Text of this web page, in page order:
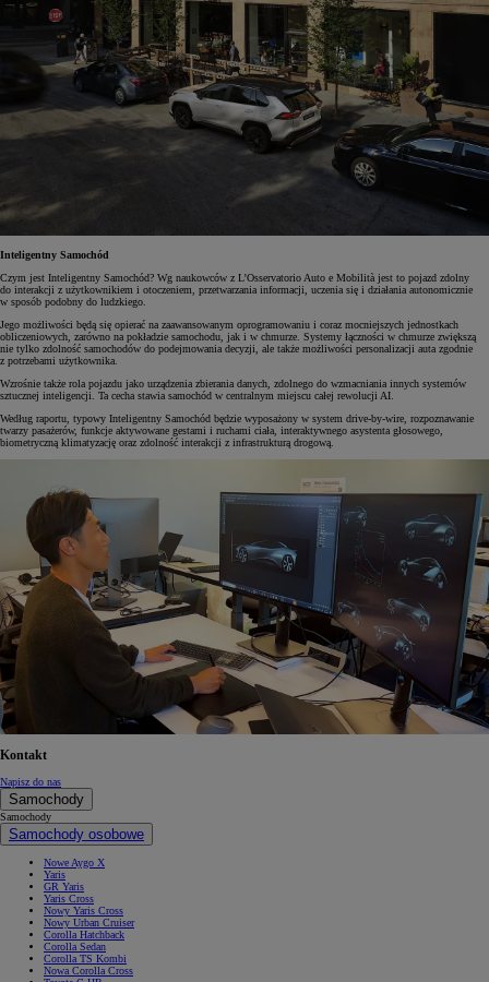
Inteligentny Samochód
Czym jest Inteligentny Samochód? Wg naukowców z L’Osservatorio Auto e Mobilità jest to pojazd zdolny
do interakcji z użytkownikiem i otoczeniem, przetwarzania informacji, uczenia się i działania autonomicznie
w sposób podobny do ludzkiego.
Jego możliwości będą się opierać na zaawansowanym oprogramowaniu i coraz mocniejszych jednostkach
obliczeniowych, zarówno na pokładzie samochodu, jak i w chmurze. Systemy łączności w chmurze zwiększą
nie tylko zdolność samochodów do podejmowania decyzji, ale także możliwości personalizacji auta zgodnie
z potrzebami użytkownika.
Wzrośnie także rola pojazdu jako urządzenia zbierania danych, zdolnego do wzmacniania innych systemów
sztucznej inteligencji. Ta cecha stawia samochód w centralnym miejscu całej rewolucji AI.
Według raportu, typowy Inteligentny Samochód będzie wyposażony w system drive-by-wire, rozpoznawanie
twarzy pasażerów, funkcje aktywowane gestami i ruchami ciała, interaktywnego asystenta głosowego,
biometryczną klimatyzację oraz zdolność interakcji z infrastrukturą drogową.
Kontakt
Napisz do nas
Samochody
Samochody
Samochody osobowe
Nowe Aygo X
Yaris
GR Yaris
Yaris Cross
Nowy Yaris Cross
Nowy Urban Cruiser
Corolla Hatchback
Corolla Sedan
Corolla TS Kombi
Nowa Corolla Cross